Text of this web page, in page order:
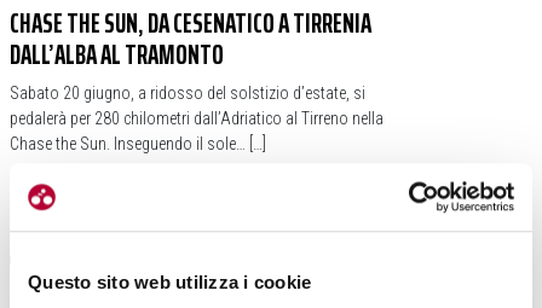
Questo sito web utilizza i cookie
CHASE THE SUN, DA CESENATICO A TIRRENIA
DALL’ALBA AL TRAMONTO
Sabato 20 giugno, a ridosso del solstizio d’estate, si
pedalerà per 280 chilometri dall’Adriatico al Tirreno nella
Chase the Sun. Inseguendo il sole… […]
#TOSCANA
#ADRIATICO